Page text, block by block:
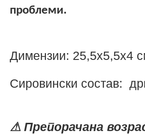
проблеми.
Димензии: 25,5х5,5х4
Сировински состав:
⚠ Препорачана